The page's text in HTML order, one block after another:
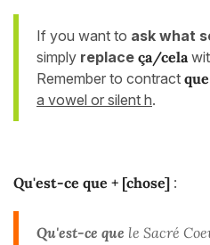
If you want to ask what
simply replace ça/cela
Remember to contract que
a vowel or silent h.
Qu'est-ce que + [chose] :
Qu'est-ce que le Sacré